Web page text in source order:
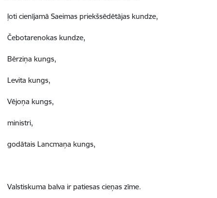
ļoti cienījamā Saeimas priekšsēdētājas kundze,
Čebotarenokas kundze,
Bērziņa kungs,
Levita kungs,
Vējoņa kungs,
ministri,
godātais Lancmaņa kungs,
Valstiskuma balva ir patiesas cieņas zīme.